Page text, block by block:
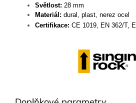
Světlost: 28 mm
Materiál: dural, plast, nerez ocel
Certifikace: CE 1019, EN 362/T,